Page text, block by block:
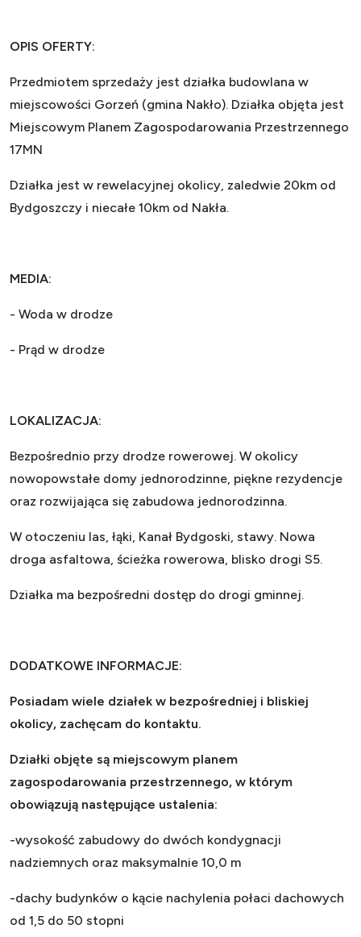
OPIS OFERTY:
Przedmiotem sprzedaży jest działka budowlana w
miejscowości Gorzeń (gmina Nakło). Działka objęta jest
Miejscowym Planem Zagospodarowania Przestrzennego
17MN
Działka jest w rewelacyjnej okolicy, zaledwie 20km od
Bydgoszczy i niecałe 10km od Nakła.
MEDIA:
- Woda w drodze
- Prąd w drodze
LOKALIZACJA:
Bezpośrednio przy drodze rowerowej. W okolicy
nowopowstałe domy jednorodzinne, piękne rezydencje
oraz rozwijająca się zabudowa jednorodzinna.
W otoczeniu las, łąki, Kanał Bydgoski, stawy. Nowa
droga asfaltowa, ścieżka rowerowa, blisko drogi S5.
Działka ma bezpośredni dostęp do drogi gminnej.
DODATKOWE INFORMACJE:
Posiadam wiele działek w bezpośredniej i bliskiej
okolicy, zachęcam do kontaktu.
Działki objęte są miejscowym planem
zagospodarowania przestrzennego, w którym
obowiązują następujące ustalenia:
-wysokość zabudowy do dwóch kondygnacji
nadziemnych oraz maksymalnie 10,0 m
-dachy budynków o kącie nachylenia połaci dachowych
od 1,5 do 50 stopni